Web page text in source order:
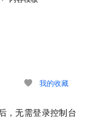
我的收藏
，无需登录控制台